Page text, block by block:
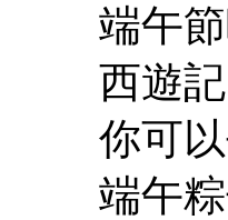
端午
西遊
你可
端午